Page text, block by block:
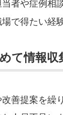
者や症例相
で得たい経
て情報
善提案を繰